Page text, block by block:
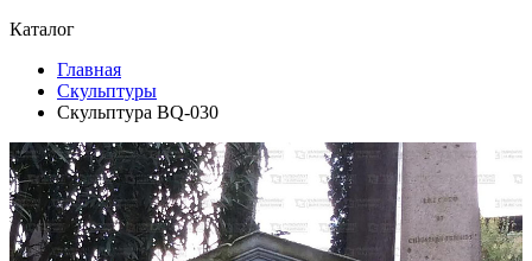
Каталог
Главная
Скульптуры
Скульптура BQ-030